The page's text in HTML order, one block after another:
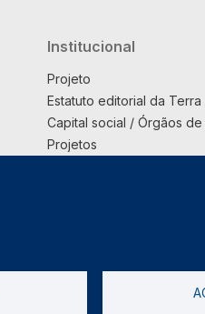
Institucional
Projeto
Estatuto editorial da Terra
Capital social / Órgãos de
Projetos